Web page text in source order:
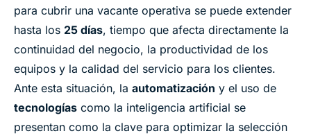
para cubrir una vacante operativa se puede extender
hasta los 25 días, tiempo que afecta directamente la
continuidad del negocio, la productividad de los
equipos y la calidad del servicio para los clientes.
Ante esta situación, la automatización y el uso de
tecnologías como la inteligencia artificial se
presentan como la clave para optimizar la selección